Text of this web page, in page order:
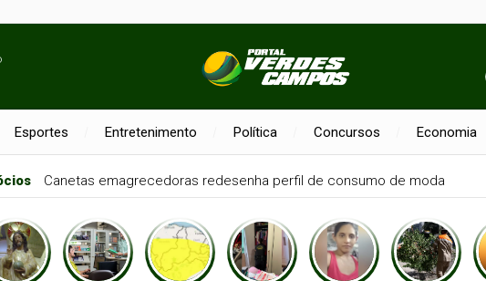
Esportes Entretenimento Política Concursos Economia
Enade: prazo de recurso para atendimento especial termina nesta sexta